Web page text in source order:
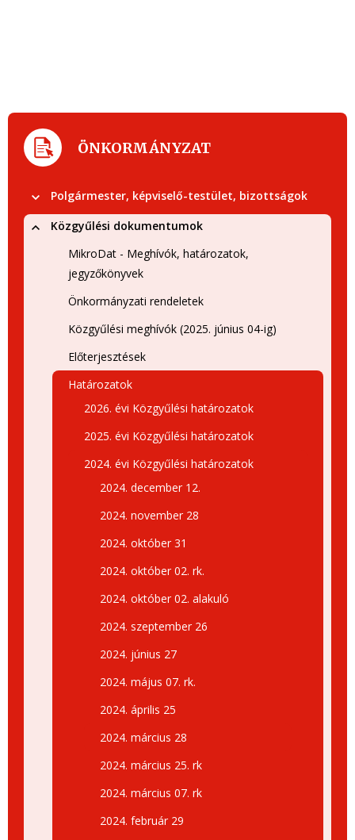
ÖNKORMÁNYZAT
Polgármester, képviselő-testület, bizottságok
Közgyűlési dokumentumok
MikroDat - Meghívók, határozatok,
jegyzőkönyvek
Önkormányzati rendeletek
Közgyűlési meghívók (2025. június 04-ig)
Előterjesztések
Határozatok
2026. évi Közgyűlési határozatok
2025. évi Közgyűlési határozatok
2024. évi Közgyűlési határozatok
2024. december 12.
2024. november 28
2024. október 31
2024. október 02. rk.
2024. október 02. alakuló
2024. szeptember 26
2024. június 27
2024. május 07. rk.
2024. április 25
2024. március 28
2024. március 25. rk
2024. március 07. rk
2024. február 29